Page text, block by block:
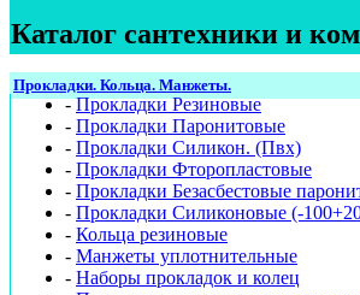
Каталог сантехники и
Прокладки. Кольца. Манжеты.
-Прокладки Резиновые
- Прокладки Паронитовые
- Прокладки Силикон. (Пвх)
- Прокладки Фторопластовые
- Прокладки Безасбестовые
- Прокладки Силиконовые (-
- Кольца резиновые
- Манжеты уплотнительные
- Наборы прокладок и колец